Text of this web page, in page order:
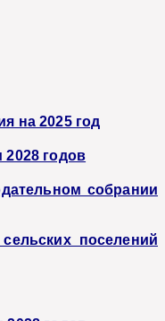
на 2025 год
2028 годов
собрании
поселений